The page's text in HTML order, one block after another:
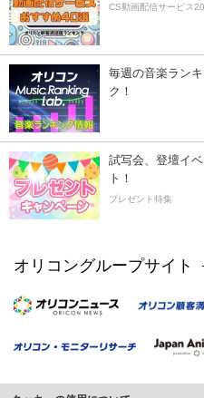
CS動画配信サービス
毎週の音楽ラン
ク！
試写会、登壇イ
ト！
プレゼント特集
オリコングループサイト